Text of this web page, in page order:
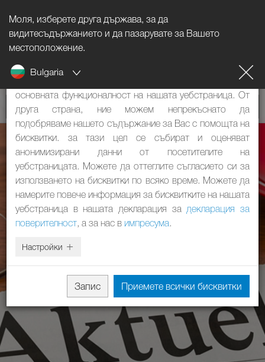
Моля, изберете друга държава, за да
видитесъдържанието и да пазарувате за Вашето
местоположение.
Bulgaria
Указание за бисквитките
Нашият уебстраница използва бисквитки. Те имат две
функции: От една страна, те са необходими за
основната функционалност на нашата уебстраница. От
друга страна, ние можем непрекъснато да
подобряваме нашето съдържание за Вас с помощта на
бисквитки. за тази цел се събират и оценяват
анонимизирани данни от посетителите на
уебстраницата. Можете да оттеглите съгласието си за
използването на бисквитки по всяко време. Можете да
намерите повече информация за бисквитките на нашата
уебстраница в нашата декларация за декларация за
поверителност, а за нас в импресума.
Настройки
Запис Приемете всички бисквитки